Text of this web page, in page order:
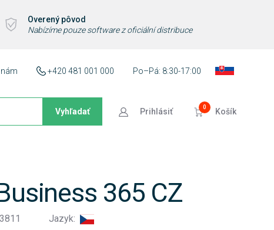
Overený pôvod
Nabízíme pouze software z oficiální distribuce
+420 481 001 000 Po–Pá: 8:30-17:00
Vyhľadať Prihlásiť 0 Košík
365 CZ
Jazyk: